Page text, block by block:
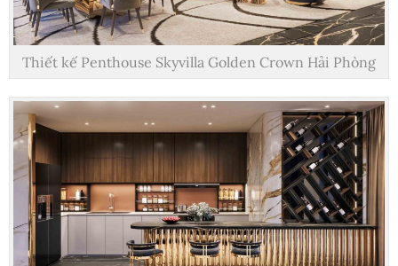
Thiết kế Penthouse Skyvilla Golden Crown Hải Phòng